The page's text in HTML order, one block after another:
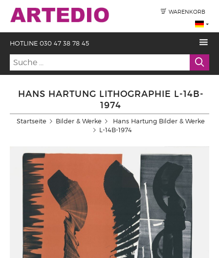
WARENKORB
HOTLINE 030 47 38 78 45
HANS HARTUNG LITHOGRAPHIE L-14B-
1974
Startseite Bilder & Werke
Hans Hartung Bilder & Werke
L-14B-1974